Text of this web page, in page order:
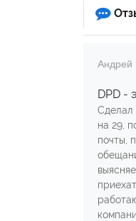
Андрей
DPD -
Сделал
на 29,
почты,